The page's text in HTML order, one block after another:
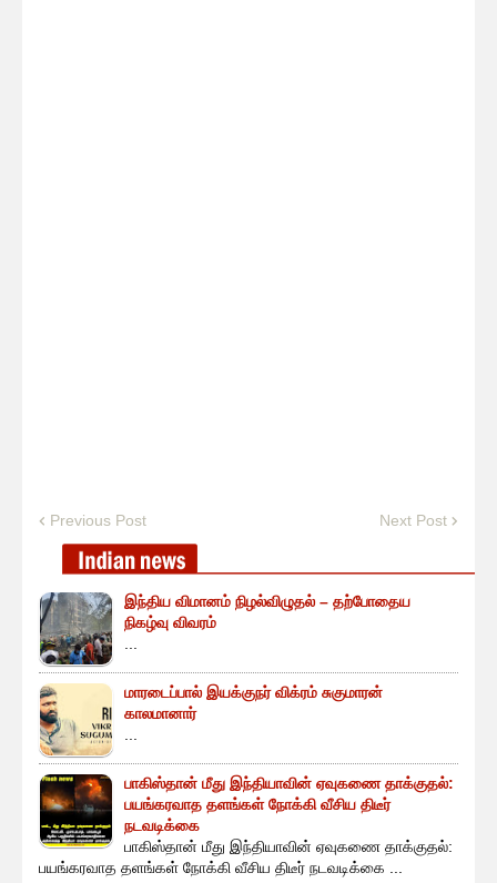
Previous Post Next Post
இந்திய விமானம் நிழல்விழுதல் – தற்போதைய
நிகழ்வு விவரம்
மாரடைப்பால் இயக்குநர் விக்ரம் சுகுமாரன்
காலமானார்
பாகிஸ்தான் மீது இந்தியாவின் ஏவுகணை தாக்குதல்:
பயங்கரவாத தளங்கள் நோக்கி வீசிய திடீர்
நடவடிக்கை
பாகிஸ்தான் மீது இந்தியாவின் ஏவுகணை தாக்குதல்:
பயங்கரவாத தளங்கள் நோக்கி வீசிய திடீர் நடவடிக்கை ...